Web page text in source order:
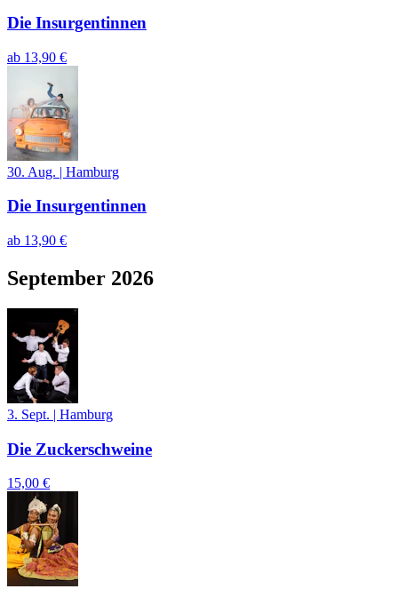
Die Insurgentinnen
ab 13,90 €
30. Aug. | Hamburg
Die Insurgentinnen
ab 13,90 €
September 2026
3. Sept. | Hamburg
Die Zuckerschweine
15,00 €